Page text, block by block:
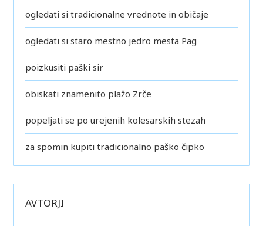
ogledati si tradicionalne vrednote in običaje
ogledati si staro mestno jedro mesta Pag
poizkusiti paški sir
obiskati znamenito plažo Zrče
popeljati se po urejenih kolesarskih stezah
za spomin kupiti tradicionalno paško čipko
AVTORJI